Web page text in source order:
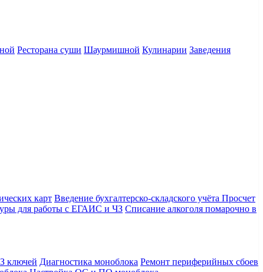
Ресторана суши Шаурмишной Кулинарии Заведения
карт Введение бухгалтерско-складского учёта Просчет
для работы с ЕГАИС и ЧЗ Списание алкоголя помарочно в
ключей Диагностика моноблока Ремонт периферийных сбоев